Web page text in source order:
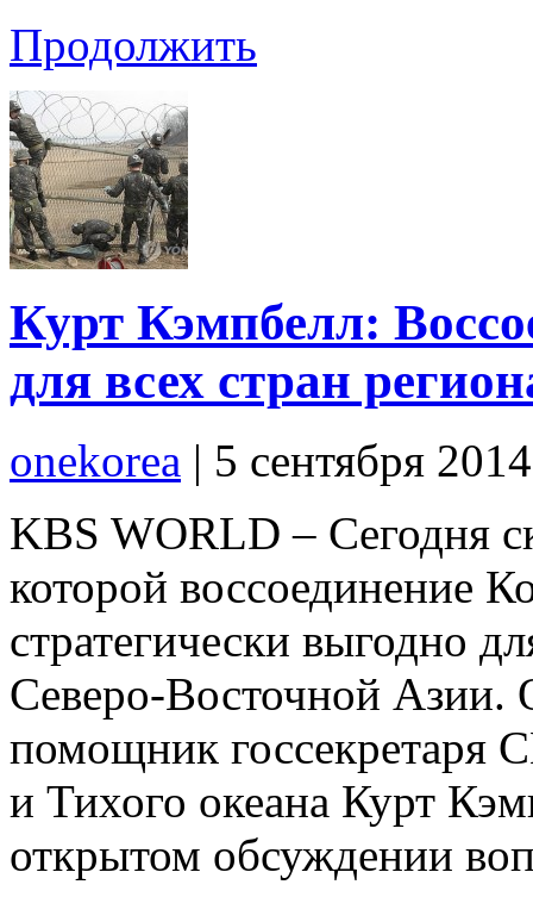
Продолжить
Курт Кэмпбелл:
для всех стран
onekorea | 5 сентября
KBS WORLD – Сегодня
которой воссоединение
стратегически выгодно
Северо-Восточной Азии.
помощник
и Тихого океана Курт
открытом обсуждении